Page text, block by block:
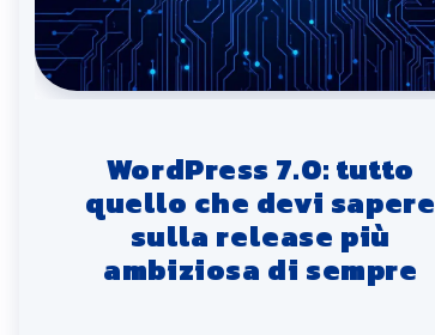
WordPress 7.0: tutto
quello che devi sapere
sulla release più
ambiziosa di sempre